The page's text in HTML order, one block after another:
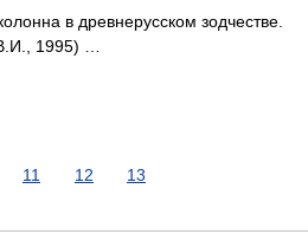
в древнерусском зодчестве.
1995) …
11 12 13